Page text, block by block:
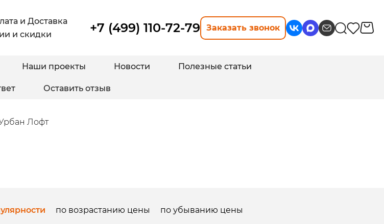
и Доставка
и скидки +7 (499) 110-72-79 Заказать звонок
Наши проекты Новости Полезные статьи
Оставить отзыв
Лофт
по возрастанию цены по убыванию цены